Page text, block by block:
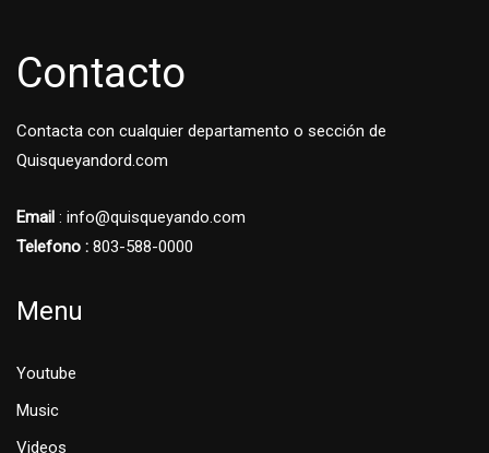
Contacto
Contacta con cualquier departamento o sección de
Quisqueyandord.com
Email : info@quisqueyando.com
Telefono : 803-588-0000
Menu
Youtube
Music
Videos